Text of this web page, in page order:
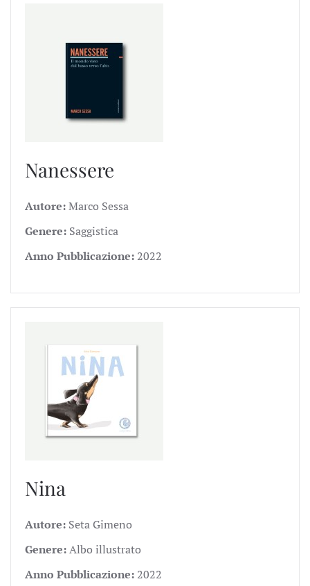
Nanessere
Autore:Marco Sessa
Genere: Saggistica
Anno Pubblicazione: 2022
Nina
Autore: Seta Gimeno
Genere:Albo illustrato
Anno Pubblicazione: 2022